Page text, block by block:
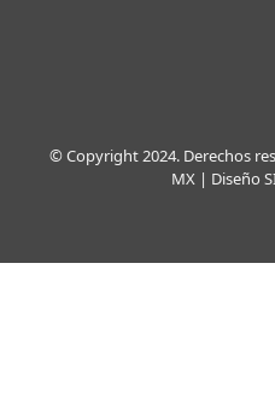
© Copyright 2024. Derechos
MX | Diseño